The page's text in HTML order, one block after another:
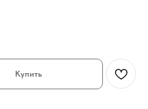
Купить